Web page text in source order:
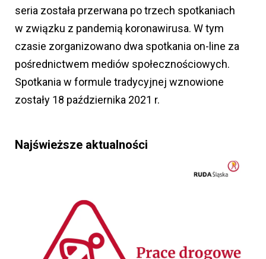
seria została przerwana po trzech spotkaniach
w związku z pandemią koronawirusa. W tym
czasie zorganizowano dwa spotkania on-line za
pośrednictwem mediów społecznościowych.
Spotkania w formule tradycyjnej wznowione
zostały 18 października 2021 r.
Najświeższe aktualności